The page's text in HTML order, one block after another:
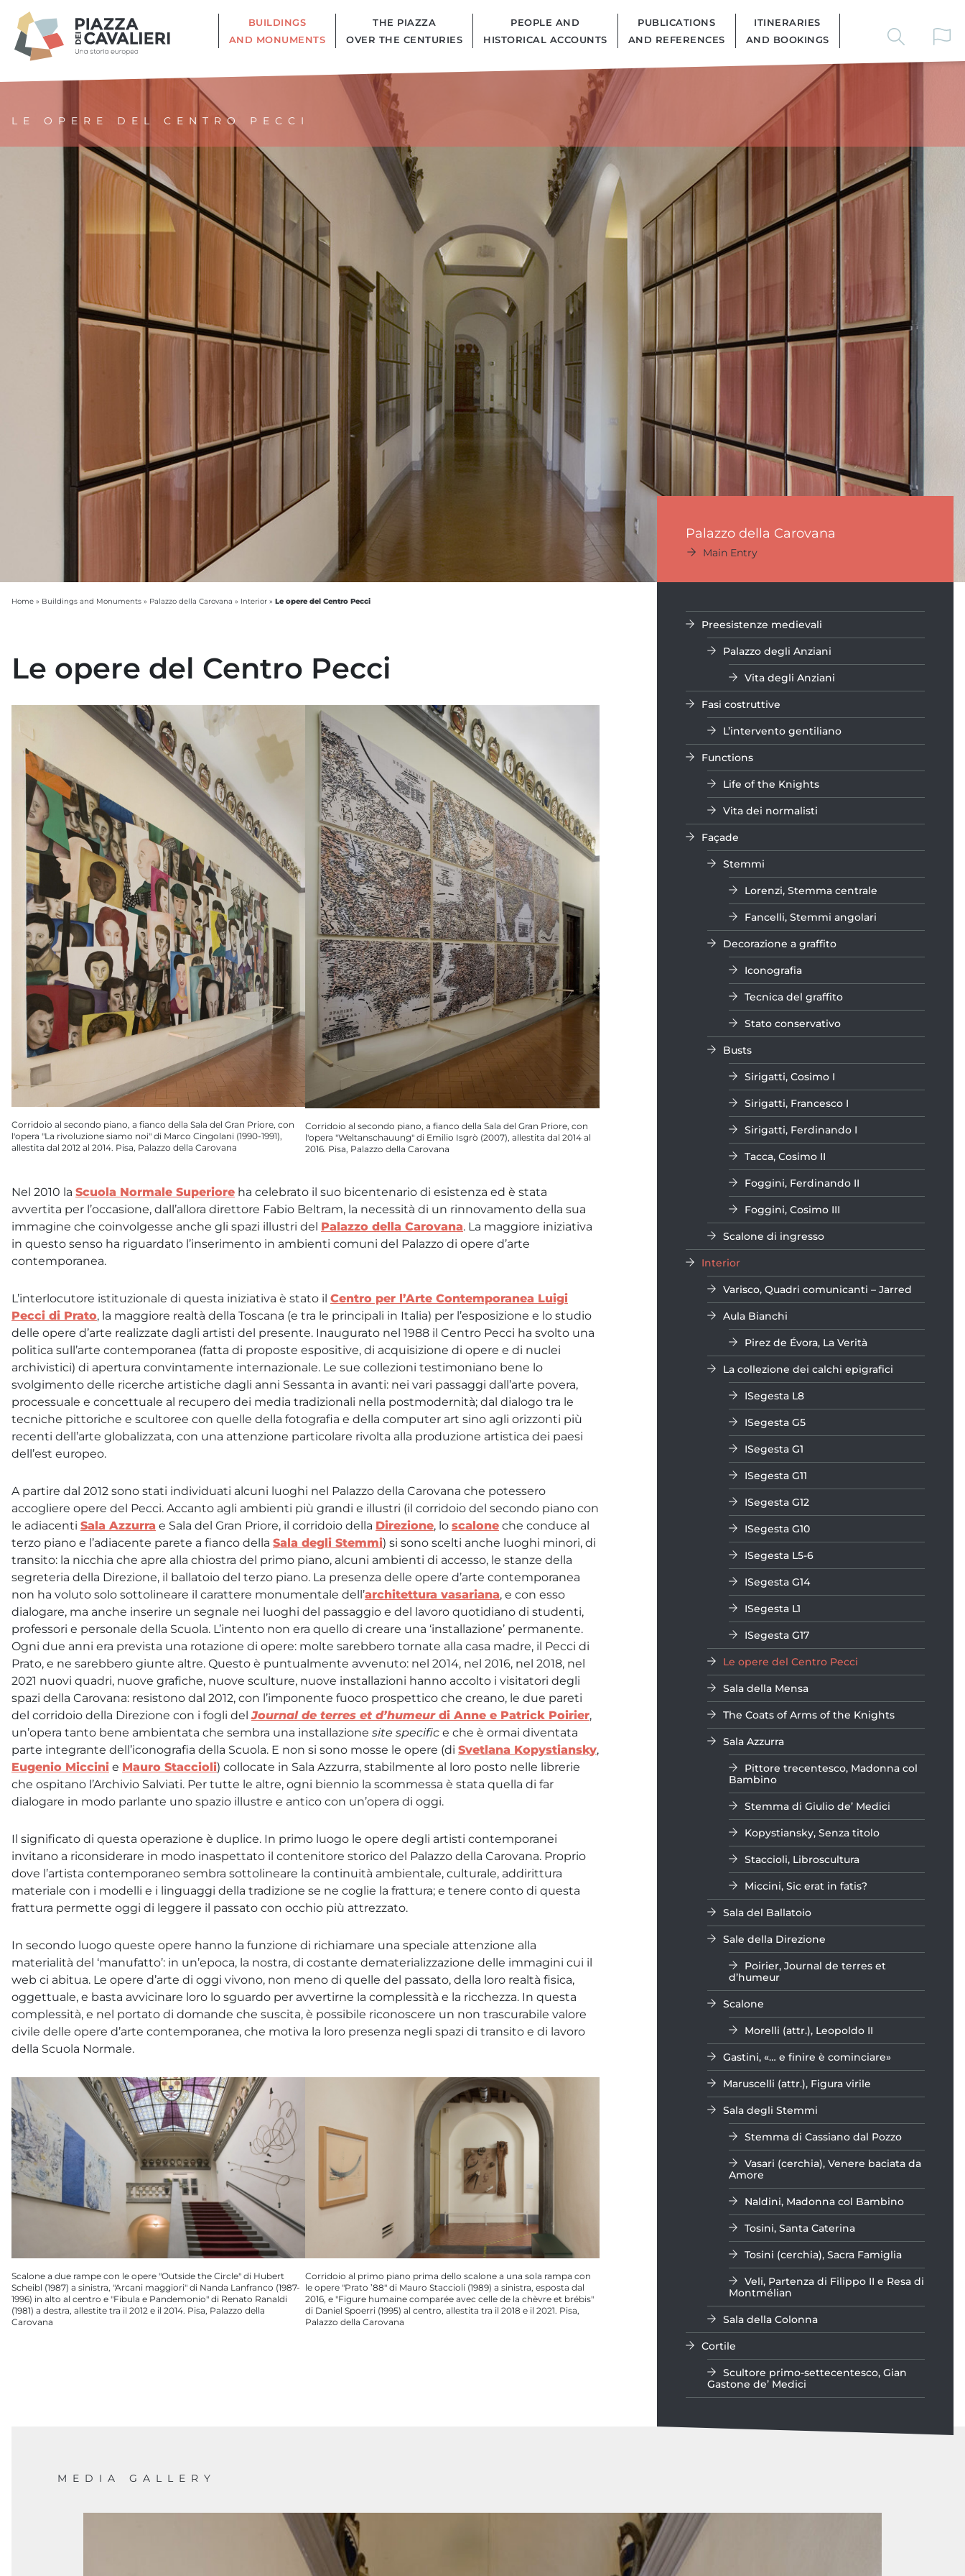
BUILDINGS
AND MONUMENTS
THE PIAZZA
OVER THE CENTURIES
PEOPLE AND
HISTORICAL ACCOUNTS
PUBLICATIONS
AND REFERENCES
ITINERARIES
AND BOOKINGS
LE OPERE DEL CENTRO PECCI
Home » Buildings and Monuments » Palazzo della Carovana » Interior » Le opere del Centro Pecci
Le opere del Centro Pecci
Corridoio al secondo piano, a fianco della Sala del Gran Priore, con
l'opera "La rivoluzione siamo noi" di Marco Cingolani (1990-1991),
allestita dal 2012 al 2014. Pisa, Palazzo della Carovana
Corridoio al secondo piano, a fianco della Sala del Gran Priore, con
l'opera "Weltanschauung" di Emilio Isgrò (2007), allestita dal 2014 al
2016. Pisa, Palazzo della Carovana
Nel 2010 la Scuola Normale Superiore ha celebrato il suo bicentenario di esistenza ed è stata
avvertita per l’occasione, dall’allora direttore Fabio Beltram, la necessità di un rinnovamento della sua
immagine che coinvolgesse anche gli spazi illustri del Palazzo della Carovana. La maggiore iniziativa
in questo senso ha riguardato l’inserimento in ambienti comuni del Palazzo di opere d’arte
contemporanea.
L’interlocutore istituzionale di questa iniziativa è stato il Centro per l’Arte Contemporanea Luigi
Pecci di Prato, la maggiore realtà della Toscana (e tra le principali in Italia) per l’esposizione e lo studio
delle opere d’arte realizzate dagli artisti del presente. Inaugurato nel 1988 il Centro Pecci ha svolto una
politica sull’arte contemporanea (fatta di proposte espositive, di acquisizione di opere e di nuclei
archivistici) di apertura convintamente internazionale. Le sue collezioni testimoniano bene lo
svolgimento delle ricerche artistiche dagli anni Sessanta in avanti: nei vari passaggi dall’arte povera,
processuale e concettuale al recupero dei media tradizionali nella postmodernità; dal dialogo tra le
tecniche pittoriche e scultoree con quelle della fotografia e della computer art sino agli orizzonti più
recenti dell’arte globalizzata, con una attenzione particolare rivolta alla produzione artistica dei paesi
dell’est europeo.
A partire dal 2012 sono stati individuati alcuni luoghi nel Palazzo della Carovana che potessero
accogliere opere del Pecci. Accanto agli ambienti più grandi e illustri (il corridoio del secondo piano con
le adiacenti Sala Azzurra e Sala del Gran Priore, il corridoio della Direzione, loscaloneche conduce al
terzo piano e l’adiacente parete a fianco della Sala degli Stemmi) si sono scelti anche luoghi minori, di
transito: la nicchia che apre alla chiostra del primo piano, alcuni ambienti di accesso, le stanze della
segreteria della Direzione, il ballatoio del terzo piano. La presenza delle opere d’arte contemporanea
non ha voluto solo sottolineare il carattere monumentale dell’architettura vasariana, e con esso
dialogare, ma anche inserire un segnale nei luoghi del passaggio e del lavoro quotidiano di studenti,
professori e personale della Scuola. L’intento non era quello di creare una ‘installazione’ permanente.
Ogni due anni era prevista una rotazione di opere: molte sarebbero tornate alla casa madre, il Pecci di
Prato, e ne sarebbero giunte altre. Questo è puntualmente avvenuto: nel 2014, nel 2016, nel 2018, nel
2021 nuovi quadri, nuove grafiche, nuove sculture, nuove installazioni hanno accolto i visitatori degli
spazi della Carovana: resistono dal 2012, con l’imponente fuoco prospettico che creano, le due pareti
del corridoio della Direzione con i fogli delJournal de terres et d’humeurdi Anne e Patrick Poirier,
un’opera tanto bene ambientata che sembra una installazione site specifice che è ormai diventata
parte integrante dell’iconografia della Scuola. E non si sono mosse le opere (di Svetlana Kopystiansky,
Eugenio Miccinie Mauro Staccioli) collocate in Sala Azzurra, stabilmente al loro posto nelle librerie
che ospitano l’Archivio Salviati. Per tutte le altre, ogni biennio la scommessa è stata quella di far
dialogare in modo parlante uno spazio illustre e antico con un’opera di oggi.
Il significato di questa operazione è duplice. In primo luogo le opere degli artisti contemporanei
invitano a riconsiderare in modo inaspettato il contenitore storico del Palazzo della Carovana. Proprio
dove l’artista contemporaneo sembra sottolineare la continuità ambientale, culturale, addirittura
materiale con i modelli e i linguaggi della tradizione se ne coglie la frattura; e tenere conto di questa
frattura permette oggi di leggere il passato con occhio più attrezzato.
In secondo luogo queste opere hanno la funzione di richiamare una speciale attenzione alla
materialità del ‘manufatto’: in un’epoca, la nostra, di costante dematerializzazione delle immagini cui il
web ci abitua. Le opere d’arte di oggi vivono, non meno di quelle del passato, della loro realtà fisica,
oggettuale, e basta avvicinare loro lo sguardo per avvertirne la complessità e la ricchezza. In questa
complessità, e nel portato di domande che suscita, è possibile riconoscere un non trascurabile valore
civile delle opere d’arte contemporanea, che motiva la loro presenza negli spazi di transito e di lavoro
della Scuola Normale.
Scalone a due rampe con le opere "Outside the Circle" di Hubert
Scheibl (1987) a sinistra, "Arcani maggiori" di Nanda Lanfranco (1987-
1996) in alto al centro e "Fibula e Pandemonio" di Renato Ranaldi
(1981) a destra, allestite tra il 2012 e il 2014. Pisa, Palazzo della
Carovana
Corridoio al primo piano prima dello scalone a una sola rampa con
le opere "Prato ’88" di Mauro Staccioli (1989) a sinistra, esposta dal
2016, e "Figure humaine comparée avec celle de la chèvre et brébis"
di Daniel Spoerri (1995) al centro, allestita tra il 2018 e il 2021. Pisa,
Palazzo della Carovana
Palazzo della Carovana
Main Entry
Preesistenze medievali
Palazzo degli Anziani
Vita degli Anziani
Fasi costruttive
L’intervento gentiliano
Functions
Life of the Knights
Vita dei normalisti
Façade
Stemmi
Lorenzi, Stemma centrale
Fancelli, Stemmi angolari
Decorazione a graffito
Iconografia
Tecnica del graffito
Stato conservativo
Busts
Sirigatti, Cosimo I
Sirigatti, Francesco I
Sirigatti, Ferdinando I
Tacca, Cosimo II
Foggini, Ferdinando II
Foggini, Cosimo III
Scalone di ingresso
Interior
Varisco, Quadri comunicanti – Jarred
Aula Bianchi
Pirez de Évora, La Verità
La collezione dei calchi epigrafici
ISegesta L8
ISegesta G5
ISegesta G1
ISegesta G11
ISegesta G12
ISegesta G10
ISegesta L5-6
ISegesta G14
ISegesta L1
ISegesta G17
Le opere del Centro Pecci
Sala della Mensa
The Coats of Arms of the Knights
Sala Azzurra
Pittore trecentesco, Madonna col
Bambino
Stemma di Giulio de’ Medici
Kopystiansky, Senza titolo
Staccioli, Libroscultura
Miccini, Sic erat in fatis?
Sala del Ballatoio
Sale della Direzione
Poirier, Journal de terres et
d’humeur
Scalone
Morelli (attr.), Leopoldo II
Gastini, «… e finire è cominciare»
Maruscelli (attr.), Figura virile
Sala degli Stemmi
Stemma di Cassiano dal Pozzo
Vasari (cerchia), Venere baciata da
Amore
Naldini, Madonna col Bambino
Tosini, Santa Caterina
Tosini (cerchia), Sacra Famiglia
Veli, Partenza di Filippo II e Resa di
Montmélian
Sala della Colonna
Cortile
Scultore primo-settecentesco, Gian
Gastone de’ Medici
MEDIA GALLERY